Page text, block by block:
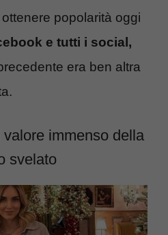
popolarità oggi
e tutti i social,
era ben altra
immenso della
svelato